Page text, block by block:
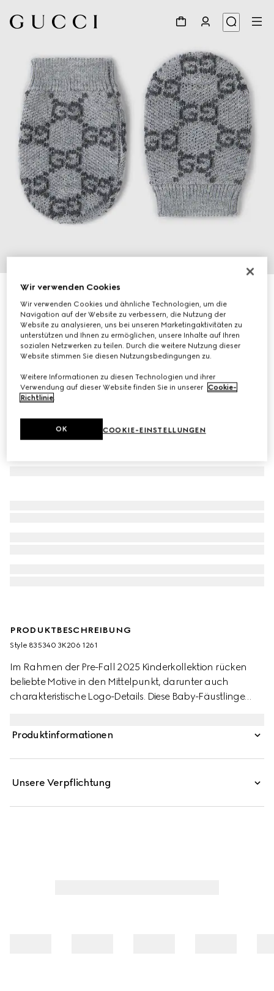
Baby-Fäustlinge aus GG Wolle
€ 170
Variantengrau und dunkelgrau
PRODUKTBESCHREIBUNG
Style ‎835340 3K206 1261
Im Rahmen der Pre-Fall 2025 Kinderkollektion rücken
beliebte Motive in den Mittelpunkt, darunter auch
charakteristische Logo-Details. Diese Baby-Fäustlinge
Produktinformationen
Unsere Verpflichtung
Wir verwenden Cookies
Wir verwenden Cookies und ähnliche Technologien, um die
Navigation auf der Website zu verbessern, die Nutzung der
Website zu analysieren, uns bei unseren Marketingaktivitäten zu
unterstützen und Ihnen zu ermöglichen, unsere Inhalte auf Ihren
sozialen Netzwerken zu teilen. Durch die weitere Nutzung dieser
Website stimmen Sie diesen Nutzungsbedingungen zu.
Weitere Informationen zu diesen Technologien und ihrer
Verwendung auf dieser Website finden Sie in unserer Cookie-
Richtlinie.
COOKIE-EINSTELLUNGEN
OK